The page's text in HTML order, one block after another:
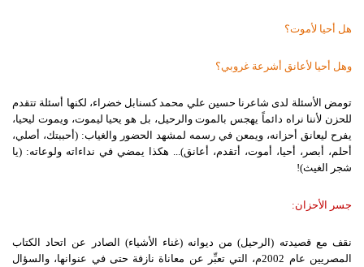
هل أحيا لأموت؟
وهل أحيا لأعانق أشرعة غروبي؟
تومض الأسئلة لدى شاعرنا حسين علي محمد كسنابل خضراء، لكنها أسئلة تتقدم
للحزن لأننا نراه دائماً يهجس بالموت والرحيل، بل هو يحيا ليموت، ويموت ليحيا،
يفرح ليعانق أحزانه، ويمعن في رسمه لمشهد الحضور والغياب: (أحببتك، أصلي،
أحلم، أبصر، أحيا، أموت، أتقدم، أعانق)... هكذا يمضي في نداءاته ولوعاته: (يا
شجر الغيث)!
جسر الأحزان:
نقف مع قصيدته (الرحيل) من ديوانه (غناء الأشياء) الصادر عن اتحاد الكتاب
المصريين عام 2002م، التي تعبِّر عن معاناة نازفة حتى في عنوانها، والسؤال